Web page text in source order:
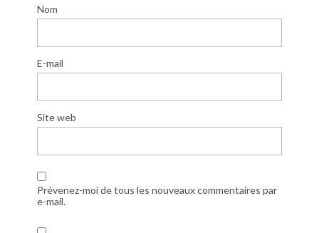
Nom
E-mail
Site web
Prévenez-moi de tous les nouveaux commentaires par
e-mail.